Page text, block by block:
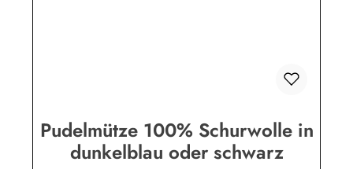
Pudelmütze 100% Schurwolle in
dunkelblau oder schwarz